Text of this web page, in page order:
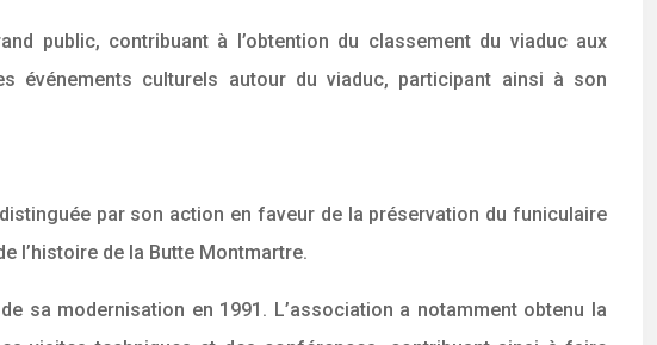
public, contribuant à l’obtention du classement du viaduc aux
événements culturels autour du viaduc, participant ainsi à son
par son action en faveur de la préservation du funiculaire
l’histoire de la Butte Montmartre.
sa modernisation en 1991. L’association a notamment obtenu la